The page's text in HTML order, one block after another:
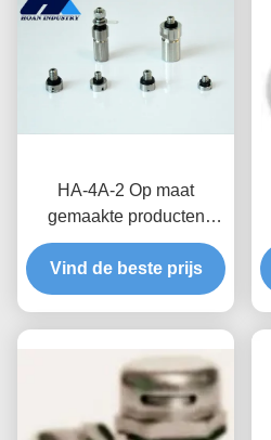
HA-4A-2 Op maat
gemaakte producten
Waterdicht ademend klep
voor distributie doos
Waterdichtheid en
Vind de beste prijs